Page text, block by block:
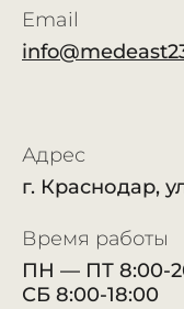
Адрес
г. Краснодар,
Email
Время работы
ПН — ПТ 8:00-
СБ 8:00-18:00